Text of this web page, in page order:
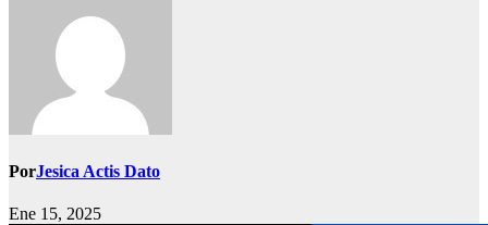
PorJesica Actis Dato
Ene 15, 2025